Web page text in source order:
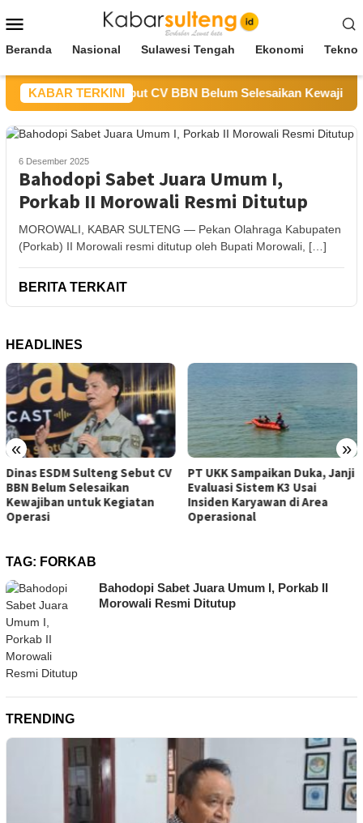
ke
Mobile
Beranda Nasional Sulawesi Tengah Ekonomi
KABAR TERKINI
ESDM Sulteng Sebut CV BBN Belum Selesaikan Kewajiban
6 Desember 2025
Bahodopi Sabet Juara Umum I,
Porkab II Morowali Resmi Ditutup
MOROWALI, KABAR SULTENG — Pekan Olahraga Kabupaten
(Porkab) II Morowali resmi ditutup oleh Bupati Morowali, […]
BERITA TERKAIT
HEADLINES
« »
Sulteng Sebut CV
Selesaikan
untuk Kegiatan
PT UKK Sampaikan Duka, Janji
Evaluasi Sistem K3 Usai
Insiden Karyawan di Area
Operasional
TAG: FORKAB
Bahodopi Sabet Juara Umum I, Porkab II
Morowali Resmi Ditutup
TRENDING